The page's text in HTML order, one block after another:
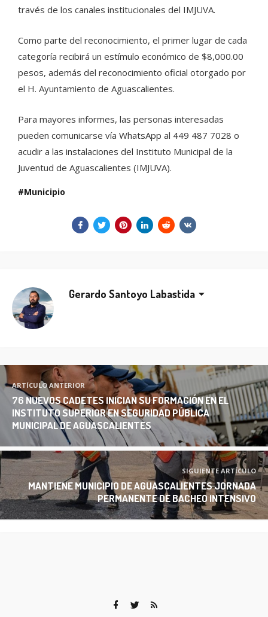
través de los canales institucionales del IMJUVA.
Como parte del reconocimiento, el primer lugar de cada
categoría recibirá un estímulo económico de $8,000.00
pesos, además del reconocimiento oficial otorgado por
el H. Ayuntamiento de Aguascalientes.
Para mayores informes, las personas interesadas
pueden comunicarse vía WhatsApp al 449 487 7028 o
acudir a las instalaciones del Instituto Municipal de la
Juventud de Aguascalientes (IMJUVA).
Municipio
Gerardo Santoyo Labastida
ARTÍCULO ANTERIOR
76 NUEVOS CADETES INICIAN SU FORMACIÓN EN EL
INSTITUTO SUPERIOR EN SEGURIDAD PÚBLICA
MUNICIPAL DE AGUASCALIENTES
SIGUIENTE ARTÍCULO
MANTIENE MUNICIPIO DE AGUASCALIENTES JORNADA
PERMANENTE DE BACHEO INTENSIVO